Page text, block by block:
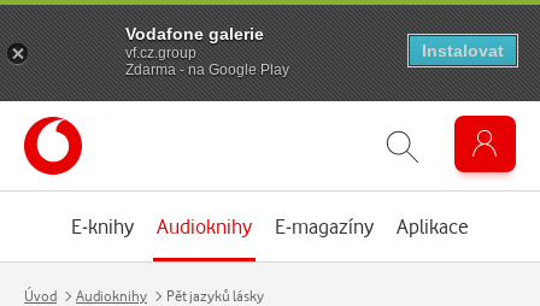
E-knihy Audioknihy E-magazíny Aplikace
Úvod Audioknihy Pět jazyků lásky
Vodafone galerie
vf.cz.group
Zdarma - na Google Play
Instalovat